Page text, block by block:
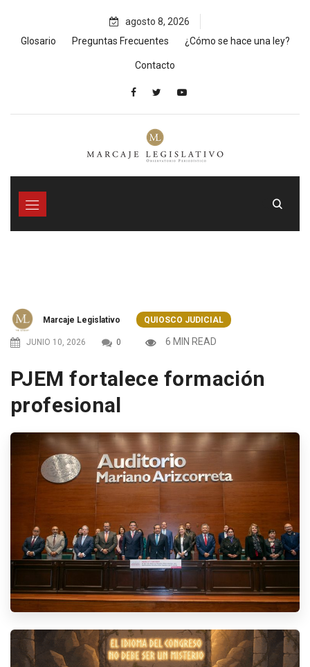
content
agosto 8, 2026
Glosario
Preguntas Frecuentes ¿Cómo se hace una ley?
Contacto
Marcaje Legislativo QUIOSCO JUDICIAL
JUNIO 10, 2026 0 6 MIN READ
PJEM fortalece formación
profesional